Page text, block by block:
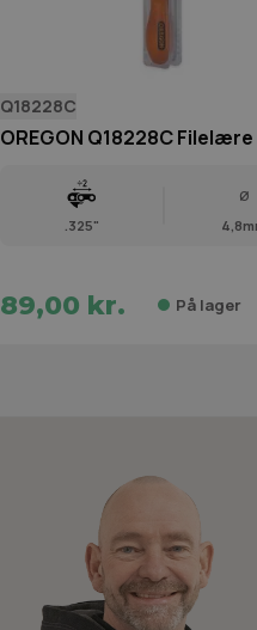
Q18228C
OREGON Q18228C
.325"
Ø
89,00 kr. På lager